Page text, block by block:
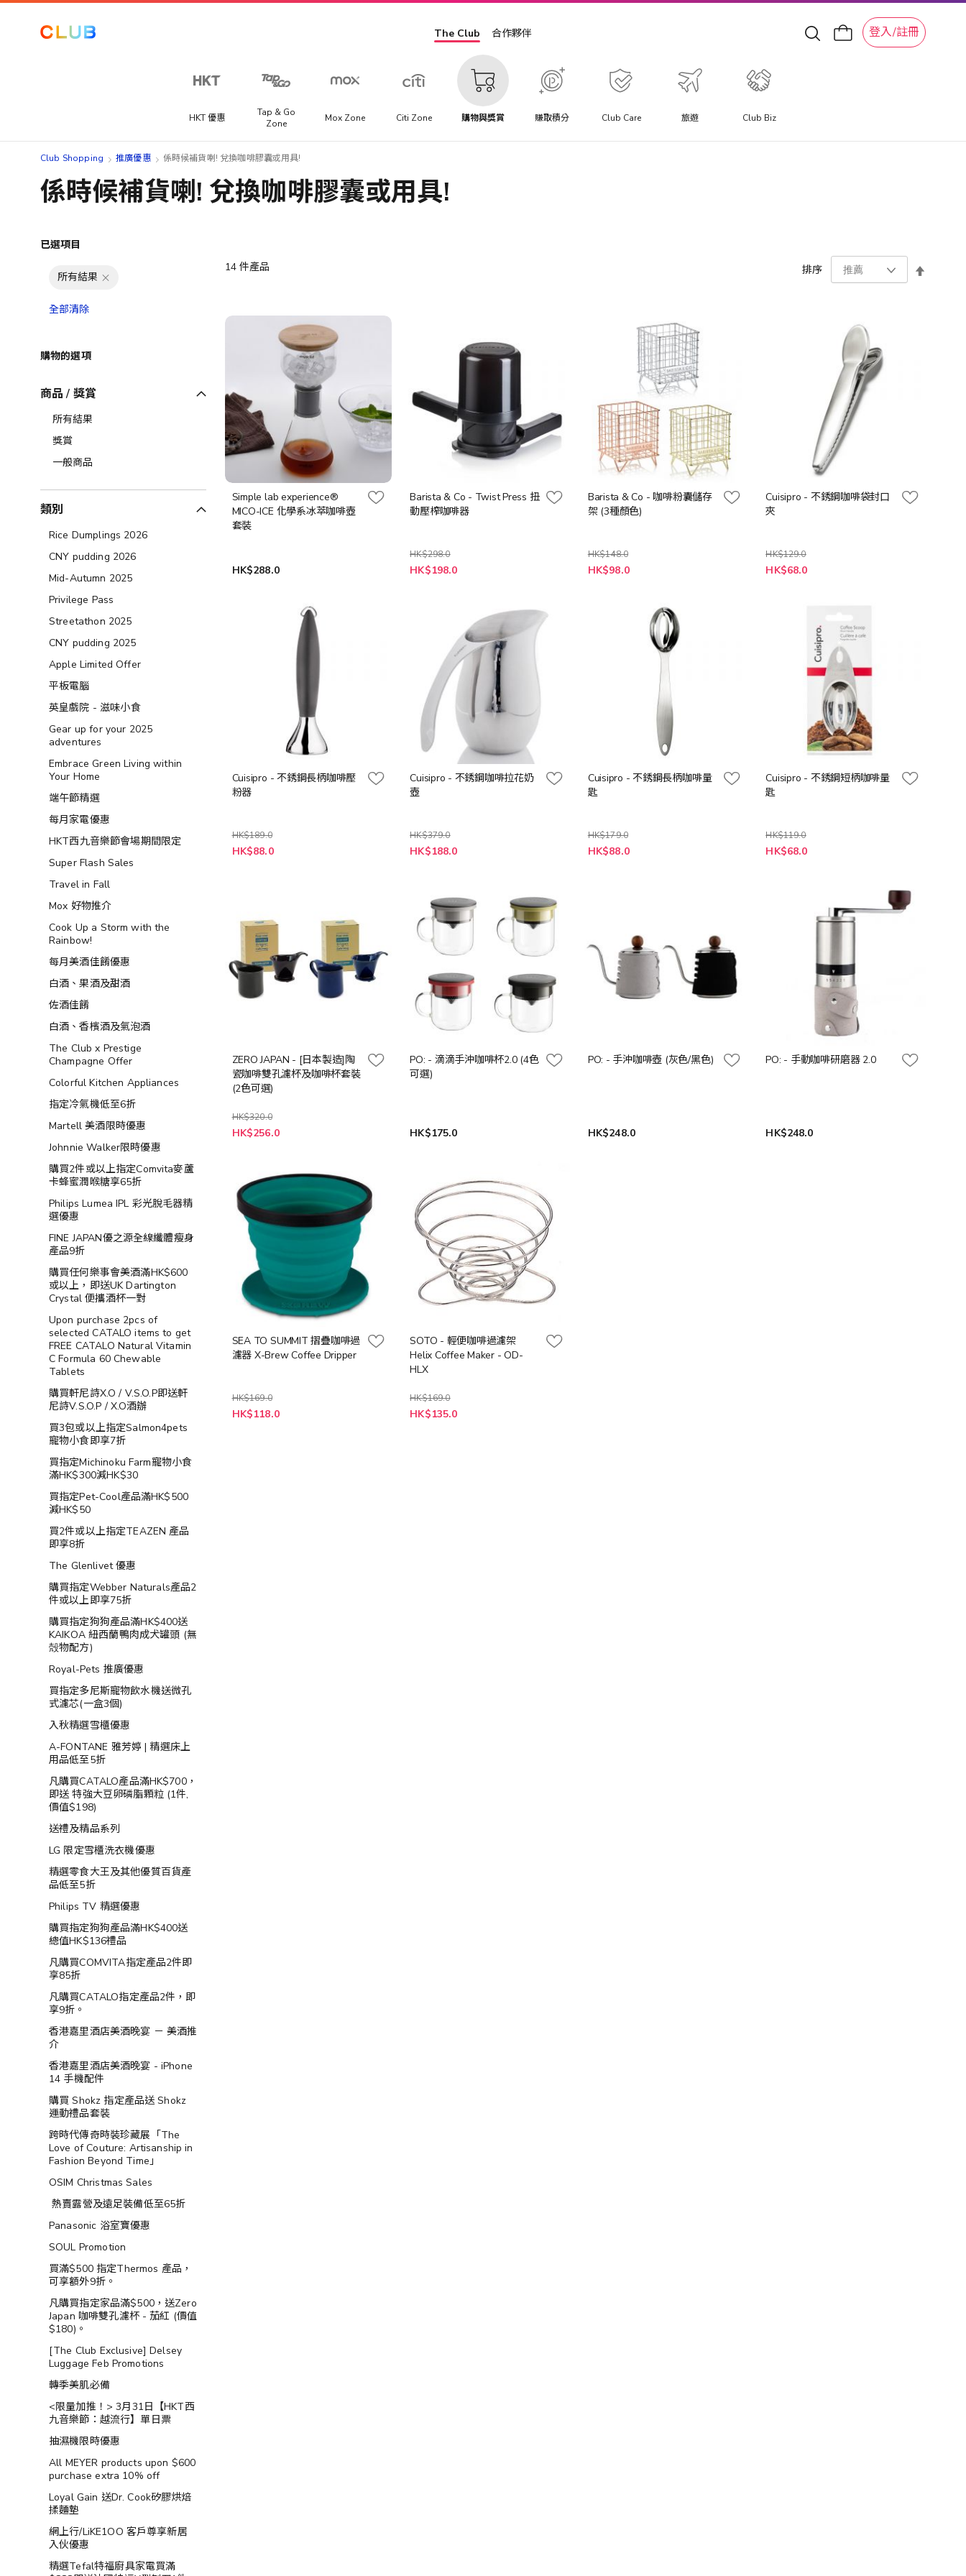
The Club 合作夥伴 登入/註冊
HKT 優惠
Tap & Go
Zone
Mox Zone Citi Zone 購物與獎賞 賺取積分 Club Care 旅遊 Club Biz
Club Shopping 推廣優惠 係時候補貨喇! 兌換咖啡膠囊或用具!
係時候補貨喇! 兌換咖啡膠囊或用具!
14件產品 排序
Simple lab experience®
MICO-ICE 化學系冰萃咖啡壺
套裝
HK$288.0
Barista & Co - Twist Press 扭
動壓榨咖啡器
HK$298.0
特
殊
HK$198.0
Barista & Co - 咖啡粉囊儲存
架 (3種顏色)
HK$148.0
HK$98.0
Cuisipro - 不銹鋼咖啡袋封口
夾
HK$129.0
特
殊
HK$68.0
Cuisipro - 不銹鋼長柄咖啡壓
粉器
HK$189.0
特
殊
HK$88.0
Cuisipro - 不銹鋼咖啡拉花奶
壺
HK$379.0
特
殊
HK$188.0
Cuisipro - 不銹鋼長柄咖啡量
匙
HK$179.0
特
殊
HK$88.0
Cuisipro - 不銹鋼短柄咖啡量
匙
HK$119.0
特
殊
HK$68.0
ZERO JAPAN - [日本製造]陶
瓷咖啡雙孔濾杯及咖啡杯套裝
(2色可選)
HK$320.0
HK$256.0
PO: - 滴滴手沖咖啡杯2.0 (4色
可選)
HK$175.0
PO: - 手沖咖啡壺 (灰色/黑色)
HK$248.0
PO: - 手動咖啡研磨器 2.0
HK$248.0
SEA TO SUMMIT 摺疊咖啡過
濾器 X-Brew Coffee Dripper
HK$169.0
特
殊
HK$118.0
SOTO - 輕便咖啡過濾架
Helix Coffee Maker - OD-
HLX
HK$169.0
特
殊
HK$135.0
已選項目
所有結果
全部清除
購物的選項
商品 / 獎賞
所有結果
獎賞
一般商品
類別
Rice Dumplings 2026
CNY pudding 2026
Mid-Autumn 2025
Privilege Pass
Streetathon 2025
CNY pudding 2025
Apple Limited Offer
平板電腦
英皇戲院 - 滋味小食
Gear up for your 2025
adventures
Embrace Green Living within
Your Home
端午節精選
每月家電優惠
HKT西九音樂節會場期間限定
Super Flash Sales
Travel in Fall
Mox 好物推介
Cook Up a Storm with the
Rainbow!
每月美酒佳餚優惠
白酒、果酒及甜酒
佐酒佳餚
白酒、香檳酒及氣泡酒
The Club x Prestige
Champagne Offer
Colorful Kitchen Appliances
指定冷氣機低至6折
Martell 美酒限時優惠
Johnnie Walker限時優惠
購買2件或以上指定Comvita麥蘆
卡蜂蜜潤喉糖享65折
Philips Lumea IPL 彩光脫毛器精
選優惠
FINE JAPAN優之源全線纖體瘦身
產品9折
購買任何樂事會美酒滿HK$600
或以上，即送UK Dartington
Crystal 便攜酒杯一對
Upon purchase 2pcs of
selected CATALO items to get
FREE CATALO Natural Vitamin
C Formula 60 Chewable
Tablets
購買軒尼詩X.O / V.S.O.P即送軒
尼詩V.S.O.P / X.O酒辦
買3包或以上指定Salmon4pets
寵物小食即享7折
買指定Michinoku Farm寵物小食
滿HK$300減HK$30
買指定Pet-Cool產品滿HK$500
減HK$50
買2件或以上指定TEAZEN 產品
即享8折
The Glenlivet 優惠
購買指定Webber Naturals產品2
件或以上即享75折
購買指定狗狗產品滿HK$400送
KAIKOA 紐西蘭鴨肉成犬罐頭 (無
殻物配方)
Royal-Pets 推廣優惠
買指定多尼斯寵物飲水機送微孔
式濾芯(一盒3個)
入秋精選雪櫃優惠
A-FONTANE 雅芳婷 | 精選床上
用品低至5折
凡購買CATALO產品滿HK$700，
即送 特強大豆卵磷脂顆粒 (1件,
價值$198)
送禮及精品系列
LG 限定雪櫃洗衣機優惠
精選零食大王及其他優質百貨產
品低至5折
Philips TV 精選優惠
購買指定狗狗產品滿HK$400送
總值HK$136禮品
凡購買COMVITA指定產品2件即
享85折
凡購買CATALO指定產品2件，即
享9折。
香港嘉里酒店美酒晚宴 － 美酒推
介
香港嘉里酒店美酒晚宴 - iPhone
14 手機配件
購買 Shokz 指定產品送 Shokz
運動禮品套裝
跨時代傳奇時裝珍藏展「The
Love of Couture: Artisanship in
Fashion Beyond Time」
OSIM Christmas Sales
熱賣露營及遠足裝備低至65折
Panasonic 浴室寶優惠
SOUL Promotion
買滿$500 指定Thermos 產品，
可享額外9折。
凡購買指定家品滿$500，送Zero
Japan 咖啡雙孔濾杯 - 茄紅 (價值
$180)。
[The Club Exclusive] Delsey
Luggage Feb Promotions
轉季美肌必備
<限量加推！> 3月31日【HKT西
九音樂節：越流行】單日票
抽濕機限時優惠
All MEYER products upon $600
purchase extra 10% off
Loyal Gain 送Dr. Cook矽膠烘焙
揉麵墊
網上行/LiKE1OO 客戶尊享新居
入伙優惠
精選Tefal特福廚具家電買滿